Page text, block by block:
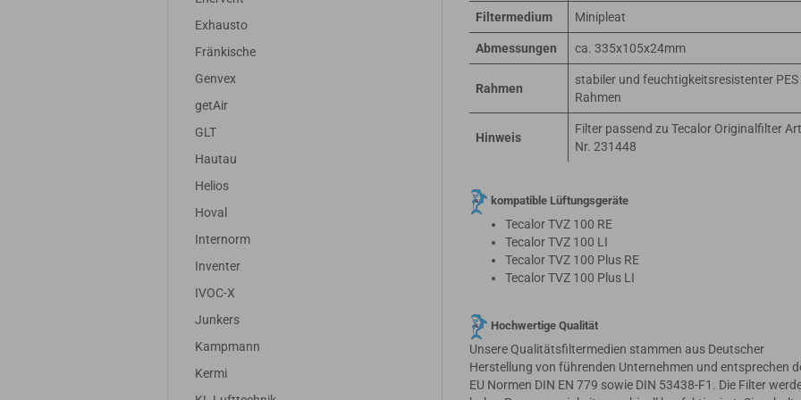
Filtermedium Minipleat
Abmessungen ca. 335x105x24mm
Rahmen
stabiler und feuchtigkeitsresistenter PES
Rahmen
Hinweis
Filter passend zu Tecalor Originalfilter
Nr. 231448
kompatible Lüftungsgeräte
Tecalor TVZ 100 RE
Tecalor TVZ 100 LI
Tecalor TVZ 100 Plus RE
Tecalor TVZ 100 Plus LI
Hochwertige Qualität
Unsere Qualitätsfiltermedien stammen aus Deutscher
Herstellung von führenden Unternehmen und entsprechen
EU Normen DIN EN 779 sowie DIN 53438-F1. Die Filter
Exhausto
Fränkische
Genvex
getAir
GLT
Hautau
Helios
Hoval
Internorm
Inventer
IVOC-X
Junkers
Kampmann
Kermi